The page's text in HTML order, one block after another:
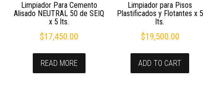
Limpiador Para Cemento
Alisado NEUTRAL 50 de SEIQ
x 5 lts.
$17,450.00
READ MORE
Limpiador para Pisos
Plastificados y Flotantes x 5
lts.
$19,500.00
ADD TO CART